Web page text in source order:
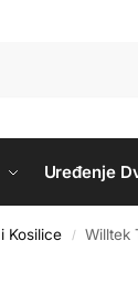
Uređenje
Kosilice / Willtek